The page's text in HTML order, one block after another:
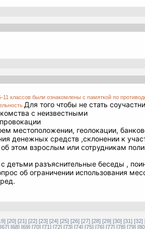
11 классов были ознакомлены с памяткой по
Для того чтобы не стать
с неизвестными
местоположении, геолокации,
денежных средств ,склонении к
этом взрослым или сотрудникам
детьми разъяснительные беседы ,
об ограничении использования
[20] [21] [22] [23] [24] [25] [26] [27] [28] [29] [30] [31] [32]
[67] [68] [69] [70] [71] [72] [73] [74] [75] [76] [77] [78] [79]